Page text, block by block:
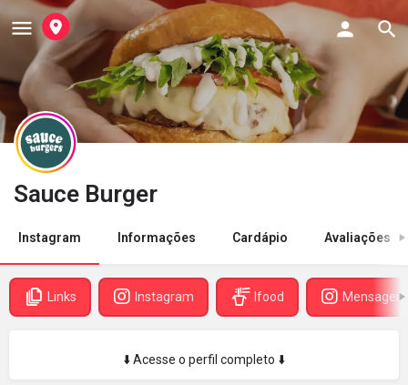
Sauce Burger
Instagram Informações Cardápio Avaliações
Links Instagram Ifood Mensagem
⬇️ Acesse o perfil completo ⬇️